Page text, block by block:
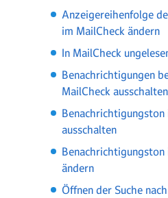
Anzeigereihenfolge
im MailCheck ändern
In MailCheck
Benachrichtigungen
MailCheck ausschalten
Benachrichtigungston
ausschalten
Benachrichtigungston
ändern
Öffnen der Suche